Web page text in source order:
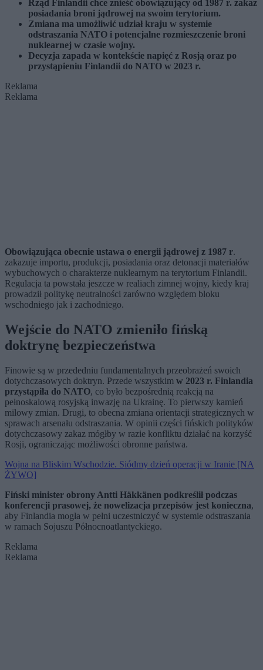
Rząd Finlandii chce znieść obowiązujący od 1987 r. zakaz
posiadania broni jądrowej na swoim terytorium.
Zmiana ma umożliwić udział kraju w systemie
odstraszania NATO i potencjalne rozmieszczenie broni
nuklearnej w czasie wojny.
Decyzja zapada w kontekście napięć z Rosją oraz po
przystąpieniu Finlandii do NATO w 2023 r.
Reklama
Reklama
Obowiązująca obecnie ustawa o energii jądrowej z 1987 r.
zakazuje importu, produkcji, posiadania oraz detonacji materiałów
wybuchowych o charakterze nuklearnym na terytorium Finlandii.
Regulacja ta powstała jeszcze w realiach zimnej wojny, kiedy kraj
prowadził politykę neutralności zarówno względem bloku
wschodniego jak i zachodniego.
Wejście do NATO zmieniło fińską
doktrynę bezpieczeństwa
Finowie są w przededniu fundamentalnych przeobrażeń swoich
dotychczasowych doktryn. Przede wszystkim w 2023 r. Finlandia
przystąpiła do NATO, co było bezpośrednią reakcją na
pełnoskalową rosyjską inwazję na Ukrainę. To pierwszy kamień
milowy zmian. Drugi, to obecna zmiana orientacji strategicznych w
sprawach arsenału odstraszania. W opinii części fińskich polityków
dotychczasowy zakaz mógłby w razie konfliktu działać na korzyść
Rosji, ograniczając możliwości obronne państwa.
Wojna na Bliskim Wschodzie. Siódmy dzień operacji w Iranie [NA
ŻYWO]
Fiński minister obrony Antti Häkkänen podkreślił podczas
konferencji prasowej, że nowelizacja przepisów jest konieczna,
aby Finlandia mogła w pełni uczestniczyć w systemie odstraszania
w ramach Sojuszu Północnoatlantyckiego.
Reklama
Reklama